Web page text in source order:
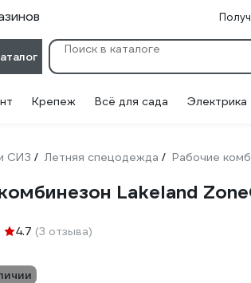
Крепеж Всё для сада Электрика
СИЗ / Летняя спецодежда / Рабочие
Lakeland
4.7 (3 отзыва)